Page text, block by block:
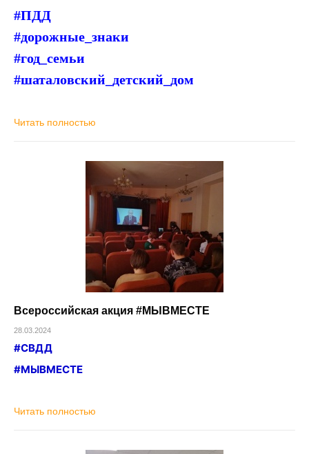
#ПДД
#дорожные_знаки
#год_семьи
#шаталовский_детский_дом
Читать полностью
Всероссийская акция #МЫВМЕСТЕ
28.03.2024
#СВДД
#МЫВМЕСТЕ
Читать полностью